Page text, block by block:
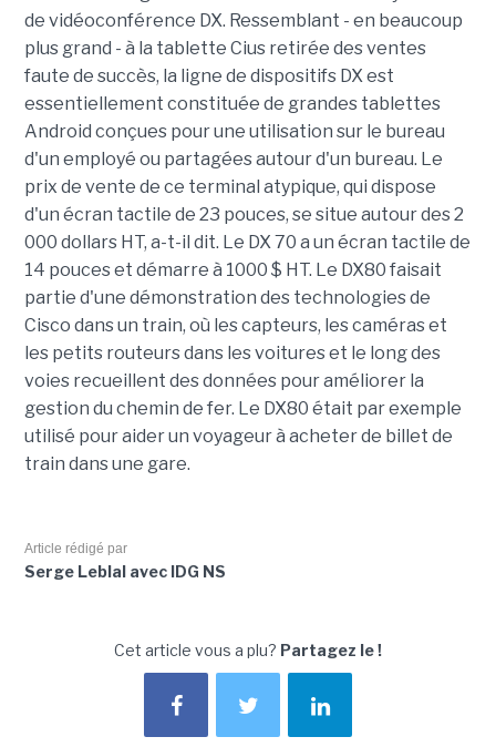
de vidéoconférence DX. Ressemblant - en beaucoup
plus grand - à la tablette Cius retirée des ventes
faute de succès, la ligne de dispositifs DX est
essentiellement constituée de grandes tablettes
Android conçues pour une utilisation sur le bureau
d'un employé ou partagées autour d'un bureau. Le
prix de vente de ce terminal atypique, qui dispose
d'un écran tactile de 23 pouces, se situe autour des 2
000 dollars HT, a-t-il dit. Le DX 70 a un écran tactile de
14 pouces et démarre à 1000 $ HT. Le DX80 faisait
partie d'une démonstration des technologies de
Cisco dans un train, où les capteurs, les caméras et
les petits routeurs dans les voitures et le long des
voies recueillent des données pour améliorer la
gestion du chemin de fer. Le DX80 était par exemple
utilisé pour aider un voyageur à acheter de billet de
train dans une gare.
Article rédigé par
Serge Leblal avec IDG NS
Cet article vous a plu? Partagez le !